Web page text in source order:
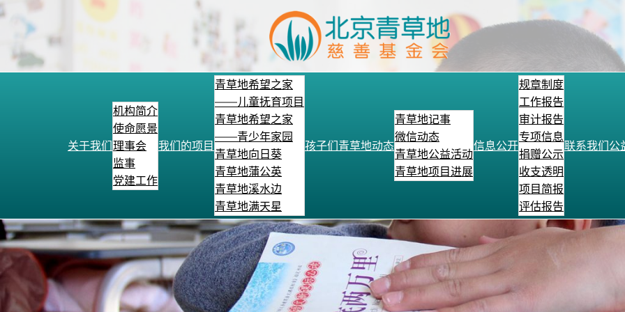
跳
关于我们
机构简介
使命愿景
理事会
监事
党建工作
我们的项目
青草地希望之家
——儿童抚育项目
青草地希望之家
——青少年家园
青草地向日葵
青草地蒲公英
青草地溪水边
青草地满天星
孩子们青草地动态
青草地记事
微信动态
青草地公益活动
青草地项目进展
信息公开
规章制度
工作报告
审计报告
专项信息
捐赠公示
收支透明
项目简报
评估报告
联系我们公